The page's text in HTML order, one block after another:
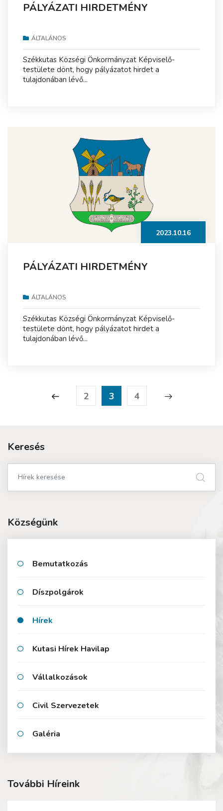
PÁLYÁZATI HIRDETMÉNY
ÁLTALÁNOS
Székkutas Községi Önkormányzat Képviselő-
testülete dönt, hogy pályázatot hirdet a
tulajdonában lévő...
2023.10.16
PÁLYÁZATI HIRDETMÉNY
ÁLTALÁNOS
Székkutas Községi Önkormányzat Képviselő-
testülete dönt, hogy pályázatot hirdet a
tulajdonában lévő...
2 3 4
Keresés
Községünk
Bemutatkozás
Díszpolgárok
Hírek
Kutasi Hírek Havilap
Vállalkozások
Civil Szervezetek
Galéria
További Híreink